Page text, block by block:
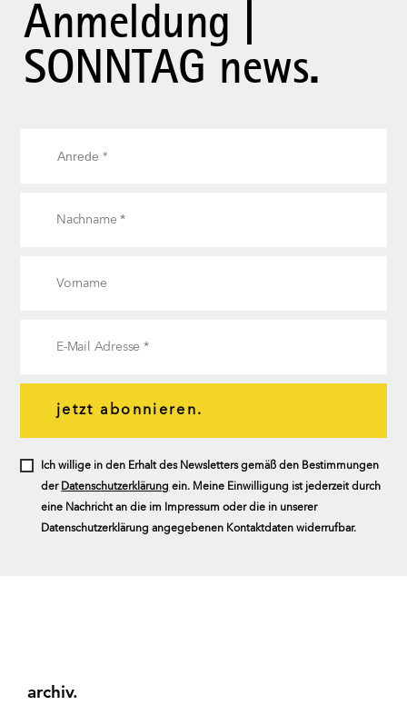
Anmeldung |
SONNTAG news.
jetzt abonnieren.
Ich willige in den Erhalt des Newsletters gemäß den Bestimmungen
der Datenschutzerklärung ein. Meine Einwilligung ist jederzeit durch
eine Nachricht an die im Impressum oder die in unserer
Datenschutzerklärung angegebenen Kontaktdaten widerrufbar.
archiv.